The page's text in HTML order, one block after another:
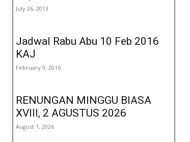
July 26, 2013
Jadwal Rabu Abu 10 Feb 2016
KAJ
February 9, 2016
RENUNGAN MINGGU BIASA
XVIII, 2 AGUSTUS 2026
August 1, 2026